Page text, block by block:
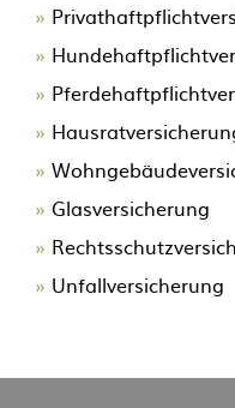
Glasversicherung
Unfallversicherung